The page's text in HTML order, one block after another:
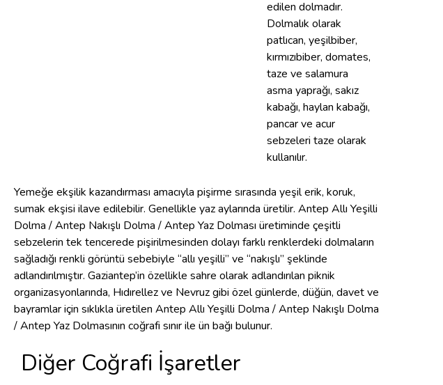
edilen dolmadır.
Dolmalık olarak
patlıcan, yeşilbiber,
kırmızıbiber, domates,
taze ve salamura
asma yaprağı, sakız
kabağı, haylan kabağı,
pancar ve acur
sebzeleri taze olarak
kullanılır.
Yemeğe ekşilik kazandırması amacıyla pişirme sırasında yeşil erik, koruk,
sumak ekşisi ilave edilebilir. Genellikle yaz aylarında üretilir. Antep Allı Yeşilli
Dolma / Antep Nakışlı Dolma / Antep Yaz Dolması üretiminde çeşitli
sebzelerin tek tencerede pişirilmesinden dolayı farklı renklerdeki dolmaların
sağladığı renkli görüntü sebebiyle “allı yeşilli” ve “nakışlı” şeklinde
adlandırılmıştır. Gaziantep’in özellikle sahre olarak adlandırılan piknik
organizasyonlarında, Hıdırellez ve Nevruz gibi özel günlerde, düğün, davet ve
bayramlar için sıklıkla üretilen Antep Allı Yeşilli Dolma / Antep Nakışlı Dolma
/ Antep Yaz Dolmasının coğrafi sınır ile ün bağı bulunur.
Diğer Coğrafi İşaretler